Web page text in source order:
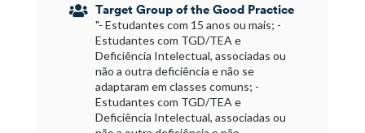
 Target Group of the Good Practice
"- Estudantes com 15 anos ou mais; -
Estudantes com TGD/TEA e
Deficiência Intelectual, associadas ou
não a outra deficiência e não se
adaptaram em classes comuns; -
Estudantes com TGD/TEA e
Deficiência Intelectual, associadas ou